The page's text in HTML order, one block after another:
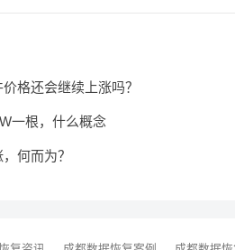
格还会继续上涨吗？
一根，什么概念
何而为？